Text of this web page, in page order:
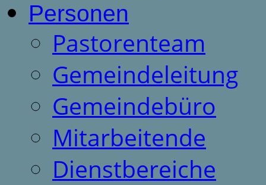
Personen
Pastorenteam
Gemeindeleitung
Gemeindebüro
Mitarbeitende
Dienstbereiche